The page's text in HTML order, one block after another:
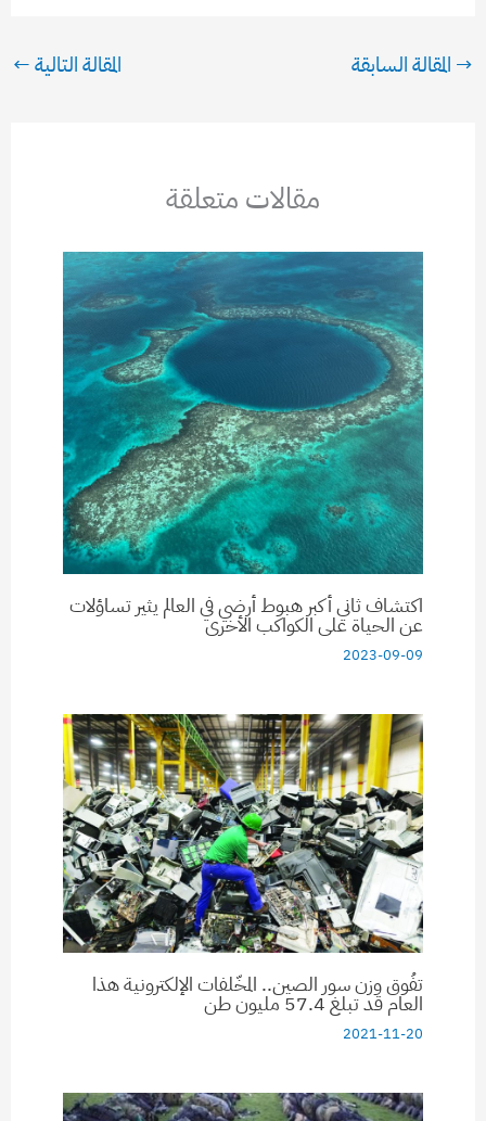
→ المقالة السابقة المقالة التالية←
مقالات متعلقة
اكتشاف ثاني أكبر هبوط أرضي في العالم يثير تساؤلات
عن الحياة على الكواكب الأخرى
2023-09-09
تفُوق وزن سور الصين.. المخّلفات الإلكترونية هذا
العام قد تبلغ 57.4 مليون طن
2021-11-20